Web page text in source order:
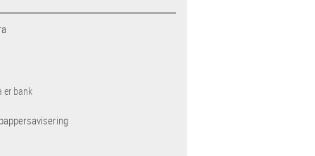
er bank